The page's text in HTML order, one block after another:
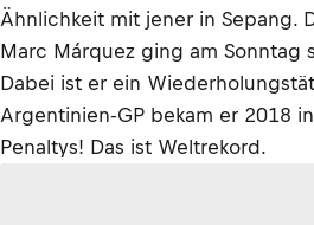
Ähnlichkeit mit jener in Sepang.
Marc Márquez ging am Sonntag
Dabei ist er ein
Argentinien-GP bekam er 2018
Penaltys! Das ist Weltrekord.